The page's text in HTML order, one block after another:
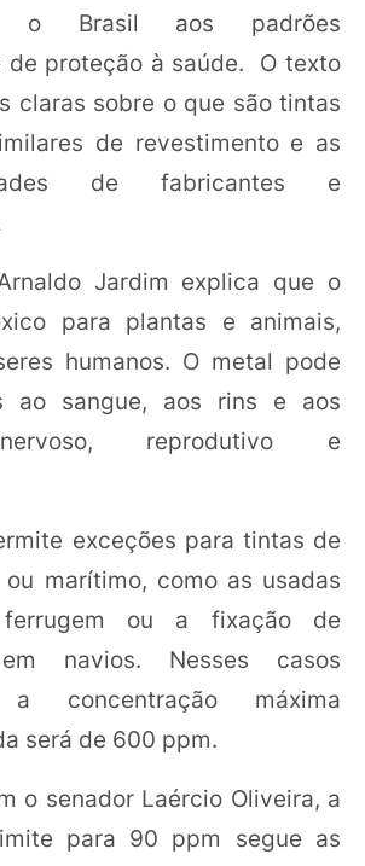
o Brasil aos padrões
de proteção à saúde. O texto
claras sobre o que são tintas
de revestimento e as
de fabricantes e
Jardim explica que o
para plantas e animais,
humanos. O metal pode
ao sangue, aos rins e aos
reprodutivo e
exceções para tintas de
marítimo, como as usadas
ou a fixação de
navios. Nesses casos
a concentração máxima
será de 600 ppm.
o senador Laércio Oliveira, a
para 90 ppm segue as